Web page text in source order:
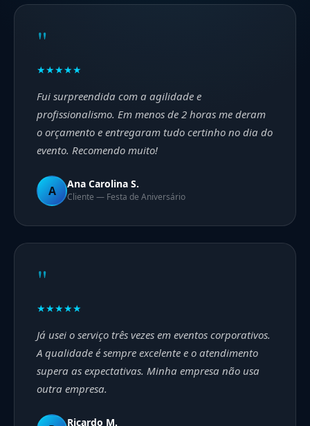
"
★★★★★
Fui surpreendida com a agilidade e
profissionalismo. Em menos de 2 horas me deram
o orçamento e entregaram tudo certinho no dia do
evento. Recomendo muito!
A Ana Carolina S.
Cliente — Festa de Aniversário
"
★★★★★
Já usei o serviço três vezes em eventos corporativos.
A qualidade é sempre excelente e o atendimento
supera as expectativas. Minha empresa não usa
outra empresa.
Ricardo M.